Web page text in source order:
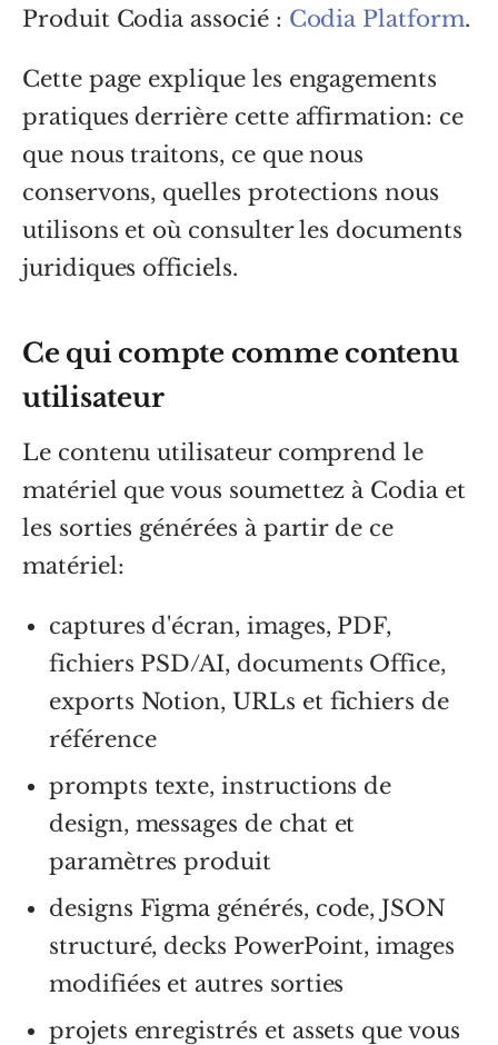
Produit Codia associé : Codia Platform.
Cette page explique les engagements
pratiques derrière cette affirmation: ce
que nous traitons, ce que nous
conservons, quelles protections nous
utilisons et où consulter les documents
juridiques officiels.
Ce qui compte comme contenu
utilisateur
Le contenu utilisateur comprend le
matériel que vous soumettez à Codia et
les sorties générées à partir de ce
matériel:
captures d'écran, images, PDF,
fichiers PSD/AI, documents Office,
exports Notion, URLs et fichiers de
référence
prompts texte, instructions de
design, messages de chat et
paramètres produit
designs Figma générés, code, JSON
structuré, decks PowerPoint, images
modifiées et autres sorties
projets enregistrés et assets que vous